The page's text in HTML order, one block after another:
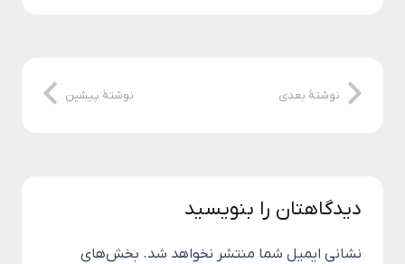
نوشتهٔ پیشین نوشتهٔ بعدی
دیدگاهتان را بنویسید
نشانی ایمیل شما منتشر نخواهد شد. بخش‌های